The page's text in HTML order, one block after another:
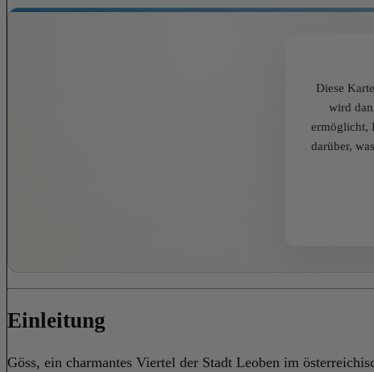
Diese
wird
ermöglicht,
darüber,
Einleitung
Göss, ein charmantes Viertel der Stadt Leoben im